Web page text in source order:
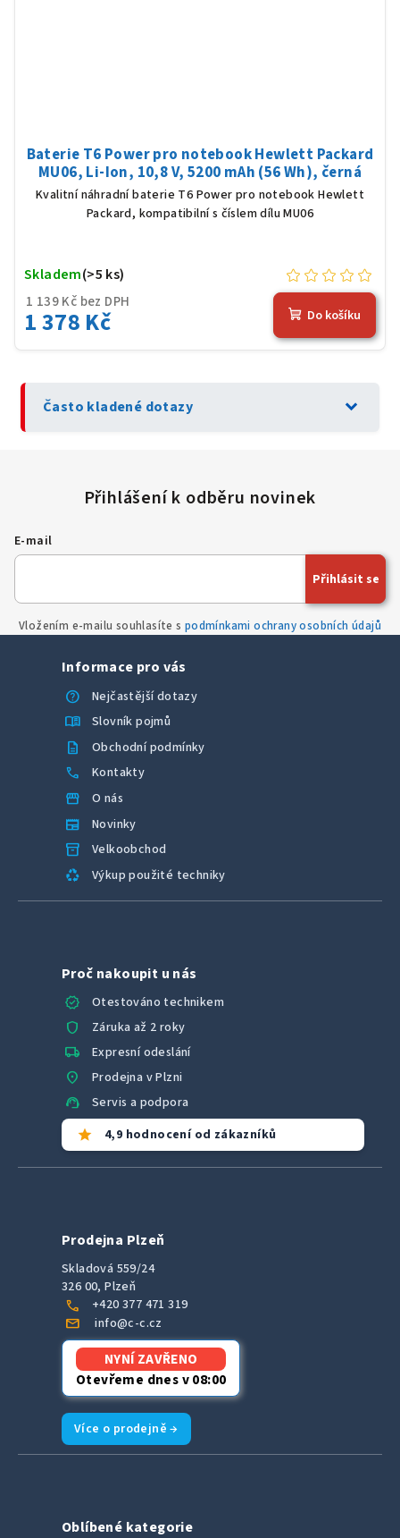
Baterie T6 Power pro notebook Hewlett Packard
MU06, Li-Ion, 10,8 V, 5200 mAh (56 Wh), černá
Kvalitní náhradní baterie T6 Power pro notebook Hewlett
Packard, kompatibilní s číslem dílu MU06
1 139 Kč bez DPH
1 378 Kč
Skladem(>5 ks)
Do košíku
Často kladené dotazy expand_more
E-mail
Vložením e-mailu souhlasíte s podmínkami ochrany osobních údajů
Přihlásit se
Informace pro vás
help
Nejčastější dotazy
menu_book Slovník pojmů
description Obchodní podmínky
call Kontakty
storefront O nás
newspaper Novinky
inventory_2 Velkoobchod
recycling Výkup použité techniky
Proč nakoupit u nás
verified
Otestováno technikem
shield Záruka až 2 roky
local_shipping Expresní odeslání
location_on Prodejna v Plzni
support_agent Servis a podpora
star 4,9 hodnocení od zákazníků
Prodejna Plzeň
Skladová 559/24
326 00, Plzeň
call +420 377 471 319
mail info@c-c.cz
NYNÍ ZAVŘENO
Otevřeme dnes v 08:00
Více o prodejně →
Oblíbené kategorie